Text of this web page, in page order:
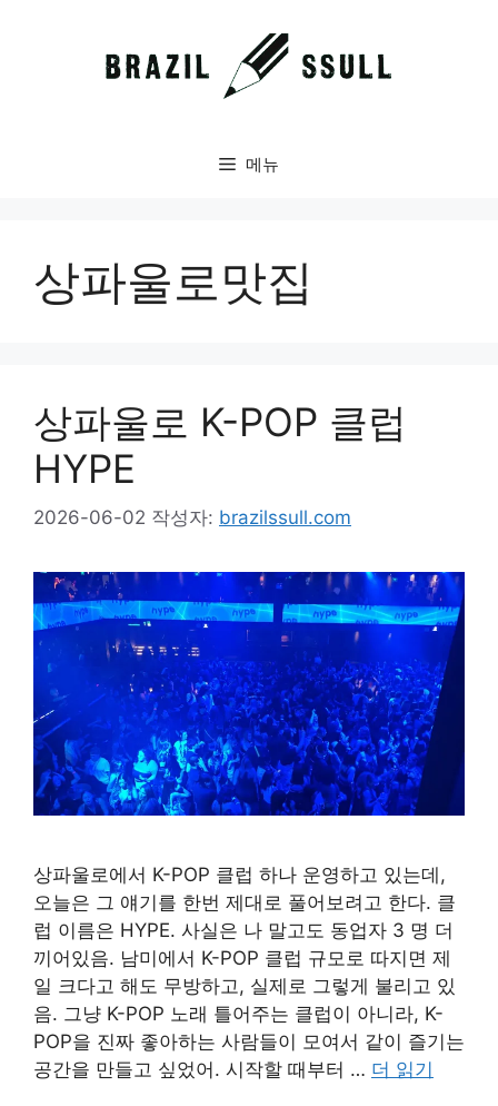
메뉴
상파울로맛집
상파울로 K-POP 클럽
HYPE
2026-06-02 작성자: brazilssull.com
상파울로에서 K-POP 클럽 하나 운영하고 있는데,
오늘은 그 얘기를 한번 제대로 풀어보려고 한다. 클
럽 이름은 HYPE. 사실은 나 말고도 동업자 3 명 더
끼어있음. 남미에서 K-POP 클럽 규모로 따지면 제
일 크다고 해도 무방하고, 실제로 그렇게 불리고 있
음. 그냥 K-POP 노래 틀어주는 클럽이 아니라, K-
POP을 진짜 좋아하는 사람들이 모여서 같이 즐기는
공간을 만들고 싶었어. 시작할 때부터 … 더 읽기